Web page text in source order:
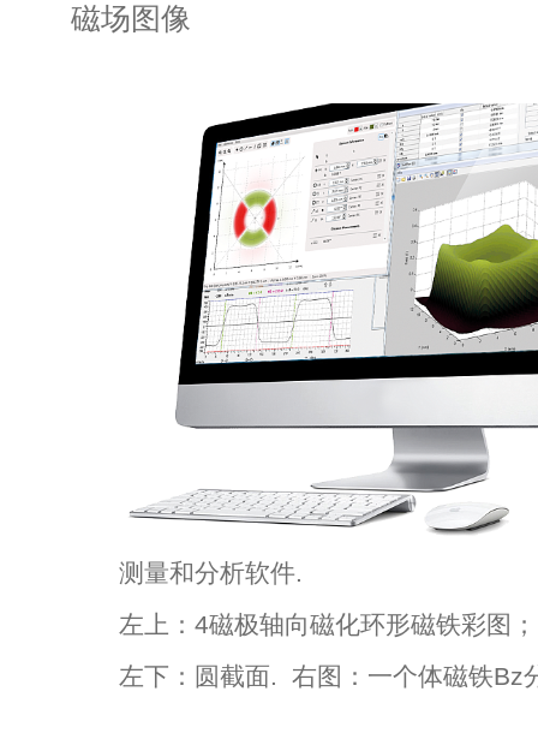
磁场图像
测量和分析软件.
左上：4磁极轴向磁化环形磁铁彩图；
左下：圆截面. 右图：一个体磁铁Bz